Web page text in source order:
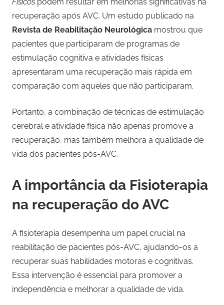
Físicos podem resultar em melhorias significativas na
recuperação após AVC. Um estudo publicado na
Revista de Reabilitação Neurológica mostrou que
pacientes que participaram de programas de
estimulação cognitiva e atividades físicas
apresentaram uma recuperação mais rápida em
comparação com aqueles que não participaram.
Portanto, a combinação de técnicas de estimulação
cerebral e atividade física não apenas promove a
recuperação, mas também melhora a qualidade de
vida dos pacientes pós-AVC.
A importância da Fisioterapia
na recuperação do AVC
A fisioterapia desempenha um papel crucial na
reabilitação de pacientes pós-AVC, ajudando-os a
recuperar suas habilidades motoras e cognitivas.
Essa intervenção é essencial para promover a
independência e melhorar a qualidade de vida.